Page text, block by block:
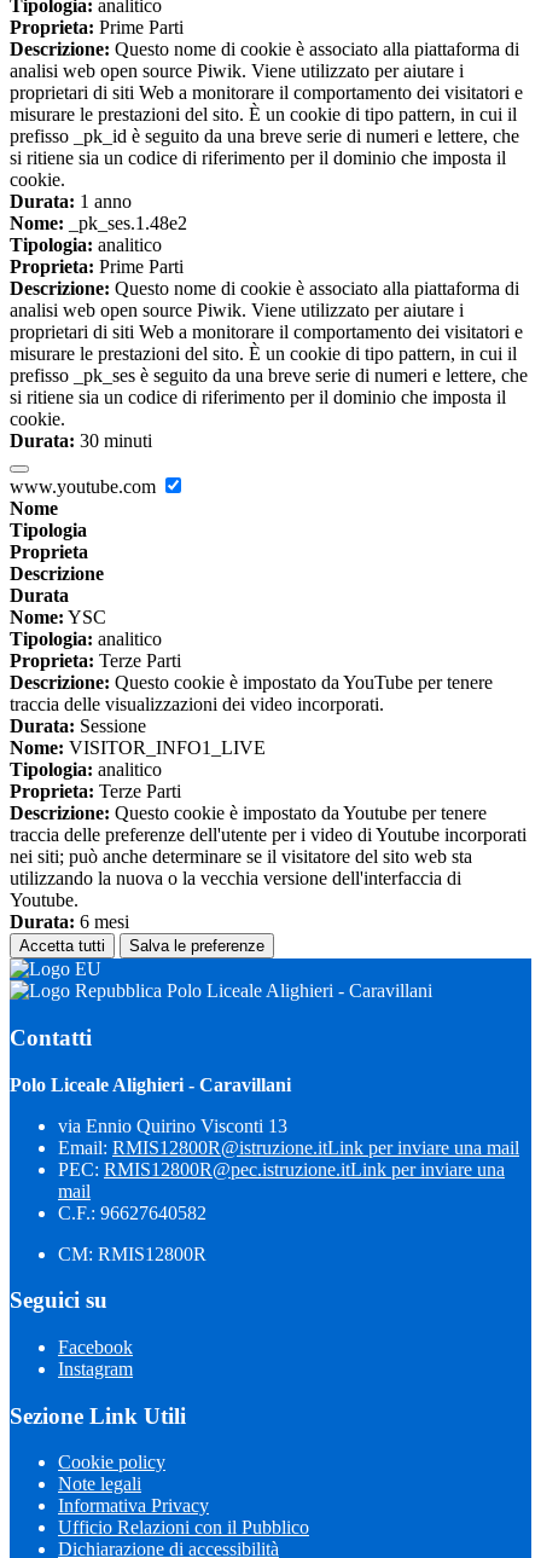
Tipologia: analitico
Proprieta: Prime Parti
Descrizione: Questo nome di cookie è associato alla piattaforma di
analisi web open source Piwik. Viene utilizzato per aiutare i
proprietari di siti Web a monitorare il comportamento dei visitatori e
misurare le prestazioni del sito. È un cookie di tipo pattern, in cui il
prefisso _pk_id è seguito da una breve serie di numeri e lettere, che
si ritiene sia un codice di riferimento per il dominio che imposta il
cookie.
Durata: 1 anno
Nome: _pk_ses.1.48e2
Tipologia: analitico
Proprieta: Prime Parti
Descrizione: Questo nome di cookie è associato alla piattaforma di
analisi web open source Piwik. Viene utilizzato per aiutare i
proprietari di siti Web a monitorare il comportamento dei visitatori e
misurare le prestazioni del sito. È un cookie di tipo pattern, in cui il
prefisso _pk_ses è seguito da una breve serie di numeri e lettere, che
si ritiene sia un codice di riferimento per il dominio che imposta il
cookie.
Durata: 30 minuti
www.youtube.com
Nome
Tipologia
Proprieta
Descrizione
Durata
Nome: YSC
Tipologia: analitico
Proprieta: Terze Parti
Descrizione: Questo cookie è impostato da YouTube per tenere
traccia delle visualizzazioni dei video incorporati.
Durata: Sessione
Nome: VISITOR_INFO1_LIVE
Tipologia: analitico
Proprieta: Terze Parti
Descrizione: Questo cookie è impostato da Youtube per tenere
traccia delle preferenze dell'utente per i video di Youtube incorporati
nei siti; può anche determinare se il visitatore del sito web sta
utilizzando la nuova o la vecchia versione dell'interfaccia di
Youtube.
Durata: 6 mesi
Accetta tutti Salva le preferenze
Polo Liceale Alighieri - Caravillani
Contatti
Polo Liceale Alighieri - Caravillani
via Ennio Quirino Visconti 13
Email: RMIS12800R@istruzione.itLink per inviare una mail
PEC: RMIS12800R@pec.istruzione.itLink per inviare una
mail
C.F.: 96627640582
CM: RMIS12800R
Seguici su
Facebook
Instagram
Sezione Link Utili
Cookie policy
Note legali
Informativa Privacy
Ufficio Relazioni con il Pubblico
Dichiarazione di accessibilità